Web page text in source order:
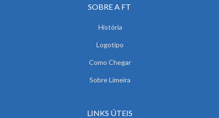
SOBRE A FT
História
Logotipo
Como Chegar
Sobre Limeira
LINKS ÚTEIS